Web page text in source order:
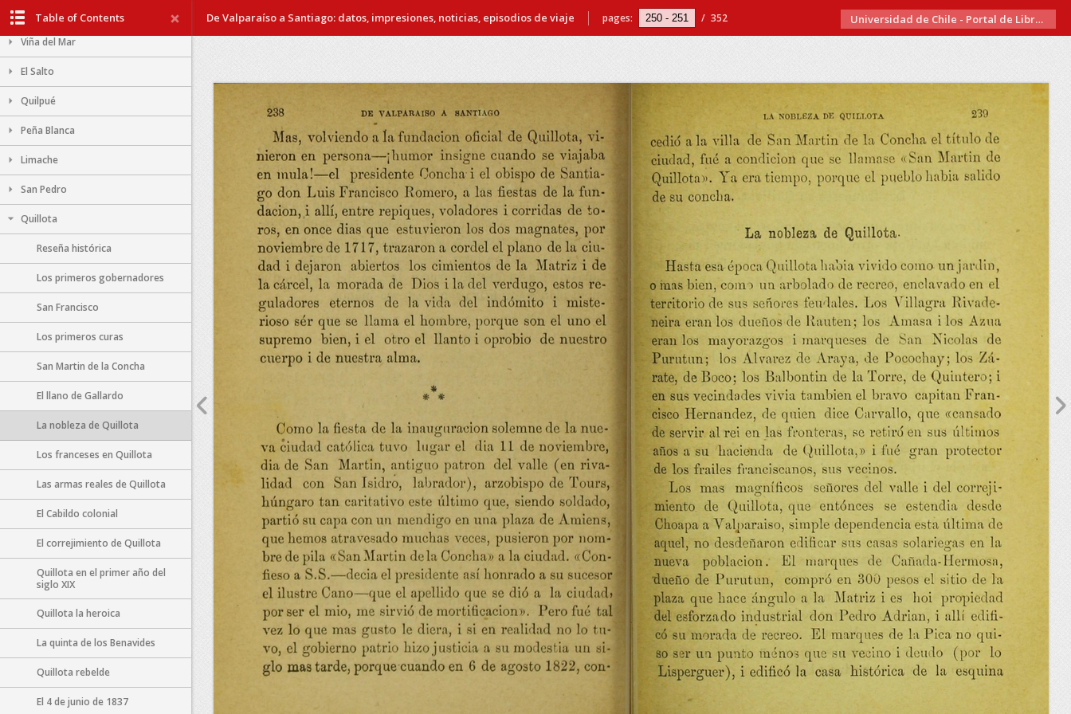
De Valparaíso a Santiago: datos, impresiones, noticias, episodios de viaje pages: / 352 Universidad de Chile - Portal de Libros Electrónicos
Table of Contents
En la Estación de Valparaíso
Viña del Mar
El Salto
Quilpué
Peña Blanca
Limache
San Pedro
Quillota
Reseña histórica
Los primeros gobernadores
San Francisco
Los primeros curas
San Martin de la Concha
El llano de Gallardo
La nobleza de Quillota
Los franceses en Quillota
Las armas reales de Quillota
El Cabildo colonial
El correjimiento de Quillota
Quillota en el primer año del
siglo XIX
Quillota la heroica
La quinta de los Benavides
Quillota rebelde
El 4 de junio de 1837